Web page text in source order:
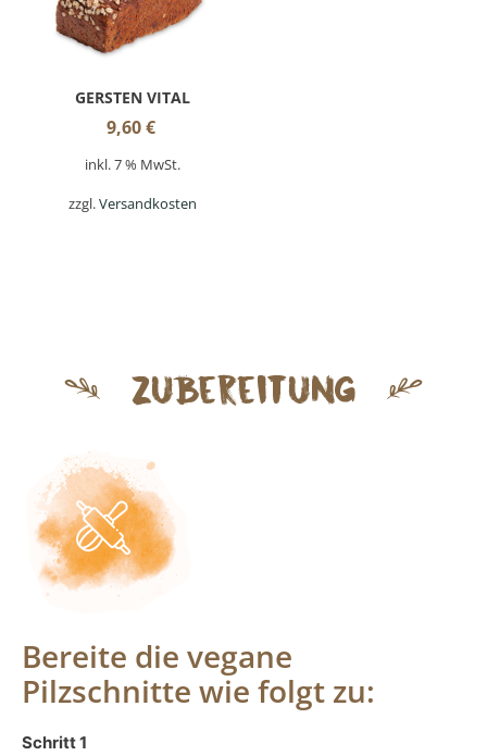
GERSTEN VITAL
9,60€
inkl. 7 % MwSt.
zzgl.Versandkosten
Zubereitung
Bereite die vegane
Pilzschnitte wie folgt zu:
Schritt 1